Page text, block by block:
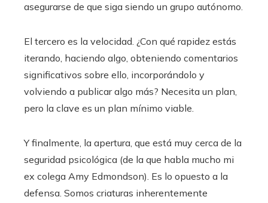
asegurarse de que siga siendo un grupo autónomo.
El tercero es la velocidad. ¿Con qué rapidez estás
iterando, haciendo algo, obteniendo comentarios
significativos sobre ello, incorporándolo y
volviendo a publicar algo más? Necesita un plan,
pero la clave es un plan mínimo viable.
Y finalmente, la apertura, que está muy cerca de la
seguridad psicológica (de la que habla mucho mi
ex colega Amy Edmondson). Es lo opuesto a la
defensa. Somos criaturas inherentemente